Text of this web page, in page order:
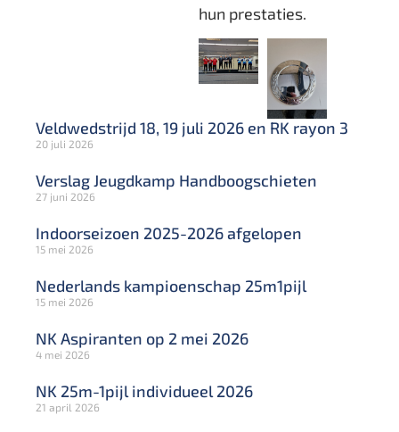
hun prestaties.
Veldwedstrijd 18, 19 juli 2026 en RK rayon 3
20 juli 2026
Verslag Jeugdkamp Handboogschieten
27 juni 2026
Indoorseizoen 2025-2026 afgelopen
15 mei 2026
Nederlands kampioenschap 25m1pijl
15 mei 2026
NK Aspiranten op 2 mei 2026
4 mei 2026
NK 25m-1pijl individueel 2026
21 april 2026